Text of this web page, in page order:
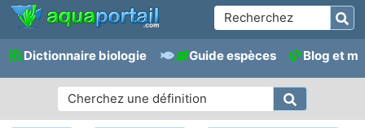
Dictionnaire biologie Guide espèces Blog et